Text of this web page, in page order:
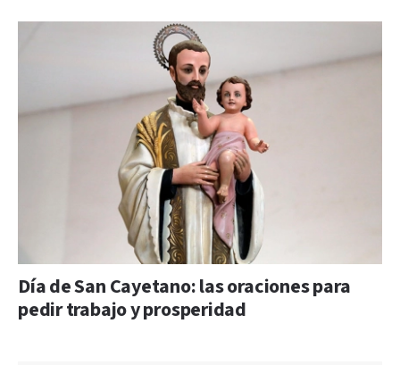
Día de San Cayetano: las oraciones para
pedir trabajo y prosperidad